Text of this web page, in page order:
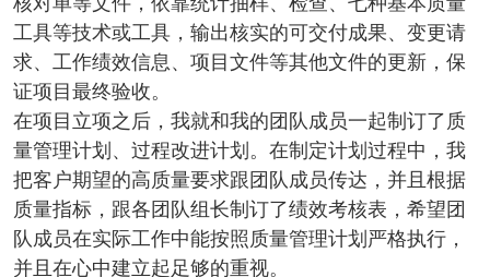
工具等技术或工具，输出核实的可交付成果、变更请
求、工作绩效信息、项目文件等其他文件的更新，保
证项目最终验收。
在项目立项之后，我就和我的团队成员一起制订了质
量管理计划、过程改进计划。在制定计划过程中，我
把客户期望的高质量要求跟团队成员传达，并且根据
质量指标，跟各团队组长制订了绩效考核表，希望团
队成员在实际工作中能按照质量管理计划严格执行，
并且在心中建立起足够的重视。